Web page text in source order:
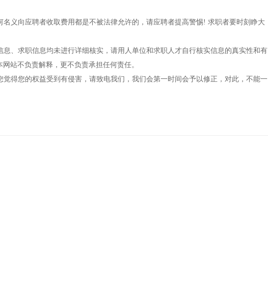
名义向应聘者收取费用都是不被法律允许的，请应聘者提高警惕! 求职者要时刻睁大
、求职信息均未进行详细核实，请用人单位和求职人才自行核实信息的真实性和有
站不负责解释，更不负责承担任何责任。
得您的权益受到有侵害，请致电我们，我们会第一时间会予以修正，对此，不能一